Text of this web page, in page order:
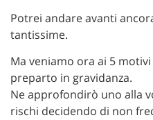
Potrei andare avanti
tantissime.
Ma veniamo ora ai 5
preparto in gravidanza.
Ne approfondirò uno alla
rischi decidendo di non